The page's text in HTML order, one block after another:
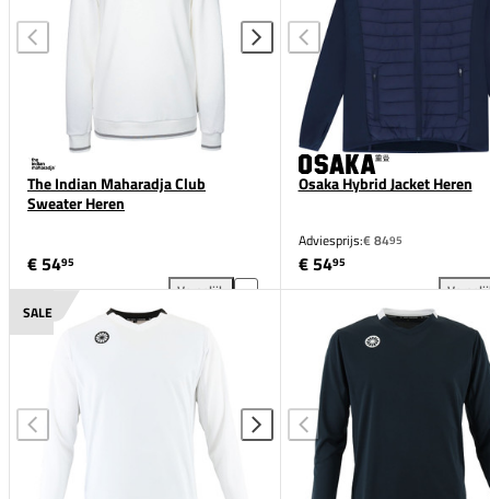
The Indian Maharadja Club
Sweater Heren
€ 5495
Vergelijk
The Indian Maharadja Club Sweater Heren
Osaka Hybrid Jacket Heren
Adviesprijs:€ 8495
€ 5495
SALE